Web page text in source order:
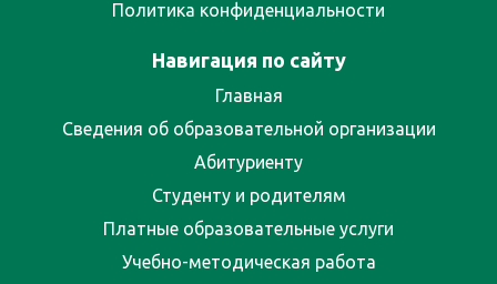
Политика конфиденциальности
Навигация по сайту
Главная
Сведения об образовательной организации
Абитуриенту
Студенту и родителям
Платные образовательные услуги
Учебно-методическая работа